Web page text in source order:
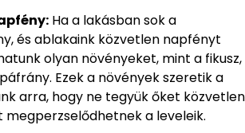
Ha a lakásban sok a
és ablakaink közvetlen napfényt
olyan növényeket, mint a fikusz,
Ezek a növények szeretik a
arra, hogy ne tegyük őket közvetlen
a leveleik.